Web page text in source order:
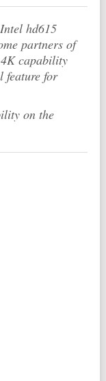
hd615
partners of
capability
feature for
on the